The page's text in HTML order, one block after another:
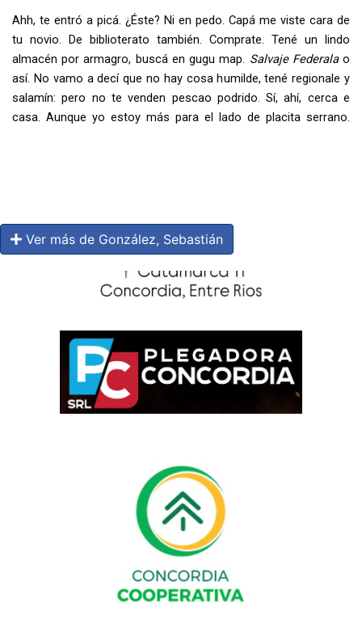
Ahh, te entró a picá. ¿Éste? Ni en pedo. Capá me viste cara de
tu novio. De biblioterato también. Comprate. Tené un lindo
almacén por armagro, buscá en gugu map. Salvaje Federalao
así. No vamo a decí que no hay cosa humilde, tené regionale y
salamín: pero no te venden pescao podrido. Sí, ahí, cerca e
casa. Aunque yo estoy más para el lado de placita serrano.
Ver más de González, Sebastián